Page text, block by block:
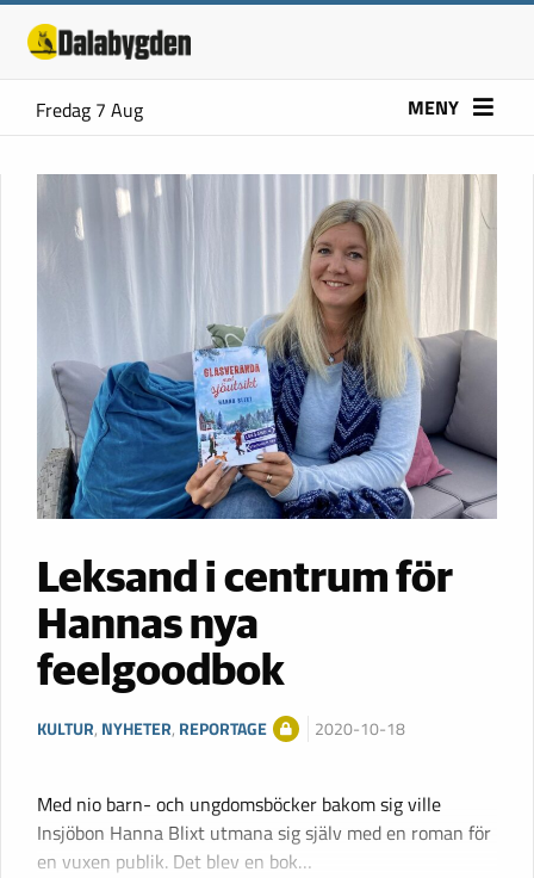
Fredag 7 Aug MENY
Leksand i centrum för
Hannas nya
feelgoodbok
KULTUR, NYHETER, REPORTAGE 2020-10-18
Med nio barn- och ungdomsböcker bakom sig ville
Insjöbon Hanna Blixt utmana sig själv med en roman för
en vuxen publik. Det blev en bok…